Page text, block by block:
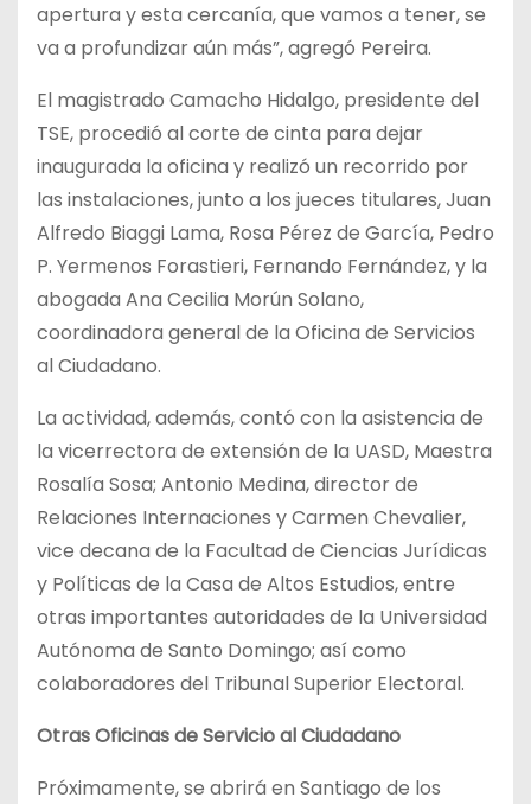
apertura y esta cercanía, que vamos a tener, se
va a profundizar aún más”, agregó Pereira.
El magistrado Camacho Hidalgo, presidente del
TSE, procedió al corte de cinta para dejar
inaugurada la oficina y realizó un recorrido por
las instalaciones, junto a los jueces titulares, Juan
Alfredo Biaggi Lama, Rosa Pérez de García, Pedro
P. Yermenos Forastieri, Fernando Fernández, y la
abogada Ana Cecilia Morún Solano,
coordinadora general de la Oficina de Servicios
al Ciudadano.
La actividad, además, contó con la asistencia de
la vicerrectora de extensión de la UASD, Maestra
Rosalía Sosa; Antonio Medina, director de
Relaciones Internaciones y Carmen Chevalier,
vice decana de la Facultad de Ciencias Jurídicas
y Políticas de la Casa de Altos Estudios, entre
otras importantes autoridades de la Universidad
Autónoma de Santo Domingo; así como
colaboradores del Tribunal Superior Electoral.
Otras Oficinas de Servicio al Ciudadano
Próximamente, se abrirá en Santiago de los